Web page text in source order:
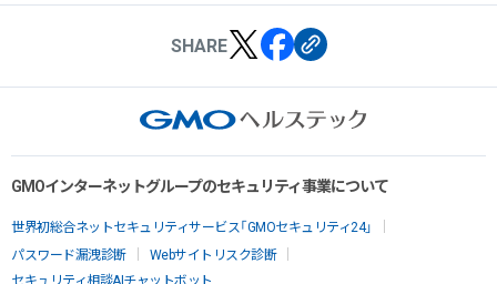
SHARE
GMOインターネットグループのセキュリティ事業について
世界初総合ネットセキュリティサービス「GMOセキュリティ24」
パスワード漏洩診断
Webサイトリスク診断
セキュリティ相談AIチャットボット